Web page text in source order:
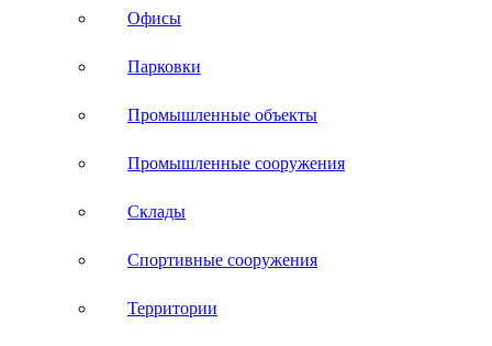
Офисы
Парковки
Промышленные объекты
Промышленные сооружения
Склады
Спортивные сооружения
Территории